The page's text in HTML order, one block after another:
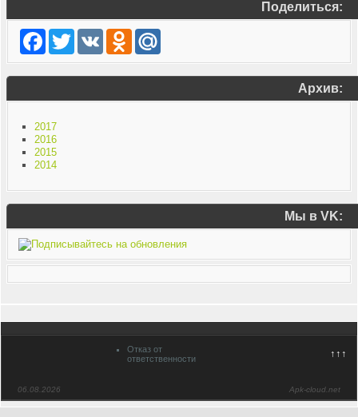
Поделиться:
Facebook
TwitterVK Odnoklassniki
Mail.Ru
Архив:
2017
2016
2015
2014
Мы в VK:
↑↑↑
Отказ от
ответственности
06.08.2026 Apk-cloud.net